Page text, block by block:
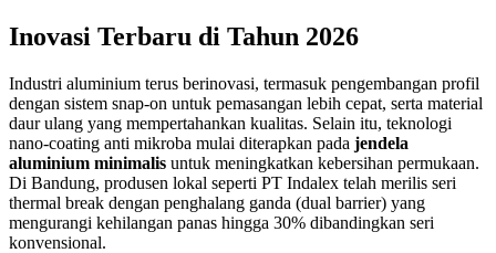
Inovasi Terbaru di Tahun 2026
Industri aluminium terus berinovasi, termasuk pengembangan profil
dengan sistem snap-on untuk pemasangan lebih cepat, serta material
daur ulang yang mempertahankan kualitas. Selain itu, teknologi
nano-coating anti mikroba mulai diterapkan pada jendela
aluminium minimalis untuk meningkatkan kebersihan permukaan.
Di Bandung, produsen lokal seperti PT Indalex telah merilis seri
thermal break dengan penghalang ganda (dual barrier) yang
mengurangi kehilangan panas hingga 30% dibandingkan seri
konvensional.